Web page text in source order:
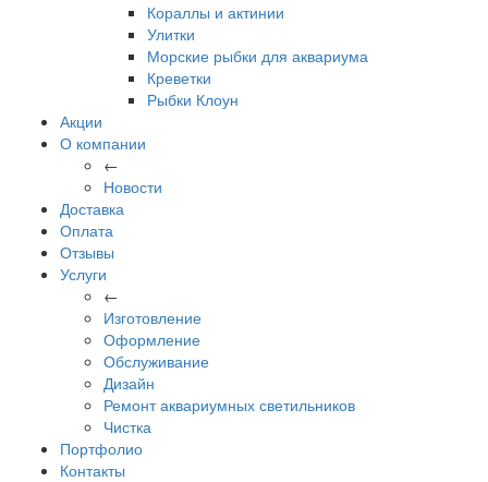
Кораллы и актинии
Улитки
Морские рыбки для аквариума
Креветки
Рыбки Клоун
Акции
О компании
←
Новости
Доставка
Оплата
Отзывы
Услуги
←
Изготовление
Оформление
Обслуживание
Дизайн
Ремонт аквариумных светильников
Чистка
Портфолио
Контакты